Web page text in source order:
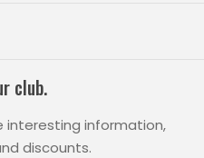
club.
interesting information,
discounts.